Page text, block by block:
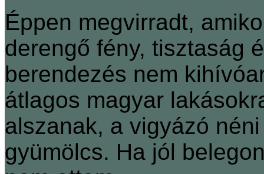
Éppen megvirradt,
derengő fény, tisztaság
berendezés nem
átlagos magyar
alszanak, a vigyázó
gyümölcs. Ha jól